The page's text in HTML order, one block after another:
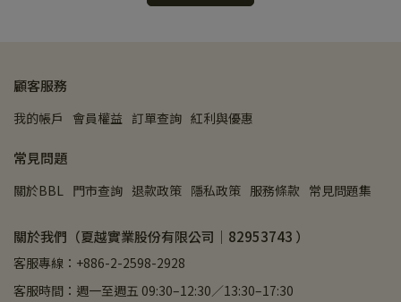
顧客服務
我的帳戶 會員權益 訂單查詢 紅利與優惠
常見問題
關於BBL 門市查詢 退款政策 隱私政策 服務條款 常見問題集
關於我們（夏越實業股份有限公司｜82953743 ）
客服專線：+886-2-2598-2928
客服時間：週一至週五 09:30–12:30／13:30–17:30